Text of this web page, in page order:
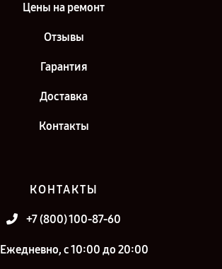
Цены на ремонт
Отзывы
Гарантия
Доставка
Контакты
КОНТАКТЫ
+7 (800) 100-87-60
Ежедневно, с 10:00 до 20:00